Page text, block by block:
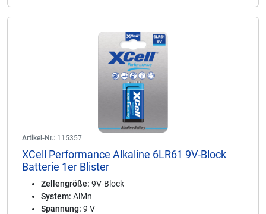
Artikel-Nr.: 115357
XCell Performance Alkaline 6LR61 9V-Block
Batterie 1er Blister
Zellengröße: 9V-Block
System: AlMn
Spannung: 9 V